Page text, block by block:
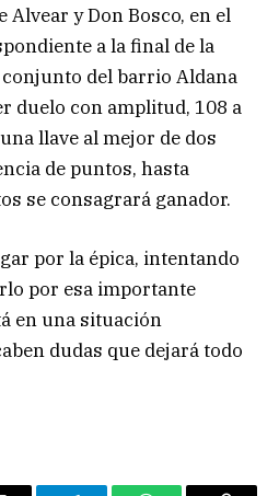
y Don Bosco, en el
a la final de la
conjunto del barrio Aldana
duelo con amplitud, 108 a
llave al mejor de dos
de puntos, hasta
se consagrará ganador.
por la épica, intentando
por esa importante
en una situación
dudas que dejará todo